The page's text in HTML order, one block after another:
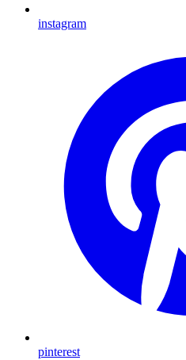
instagram
pinterest